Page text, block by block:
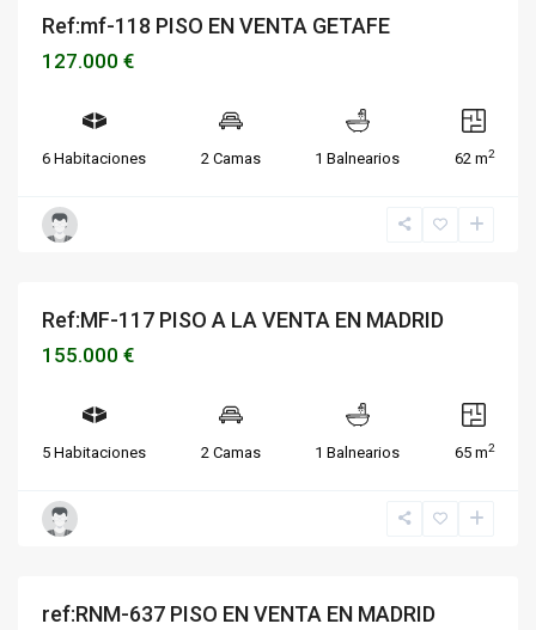
Vivienda VENDIDOS O ALQUILADOS
Ref:mf-118 PISO EN VENTA GETAFE
127.000 €
6 Habitaciones 2 Camas 1 Balnearios 62 m2
Destacado Vivienda VENDIDOS O ALQUILADOS
Ref:MF-117 PISO A LA VENTA EN MADRID
155.000 €
5 Habitaciones 2 Camas 1 Balnearios 65 m2
Destacado Vivienda Disponible
ref:RNM-637 PISO EN VENTA EN MADRID